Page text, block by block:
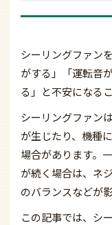
シーリングファン
がする」「運転音
る」と不安になる
シーリングファン
が生じたり、機種
場合があります。
が続く場合は、ネ
のバランスなどが
この記事では、シ